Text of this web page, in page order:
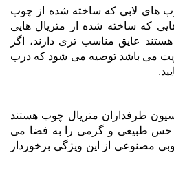
های لابی که ساخته شده از چوب
که ساخته شده از متریال هایی
عایق مناسب تری دارند، اگر
می باشد توصیه می شود که درب
طرفداران متریال چوب هستند
حس طبیعی و گرمی را به فضا می
مصنوعی از این ویژگی برخوردار